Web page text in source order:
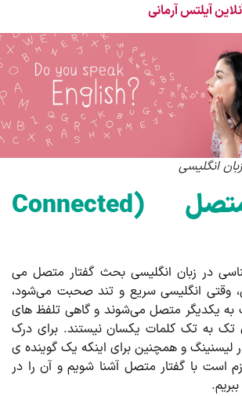
آیلتس آرمانی
انگلیسی
(
Connected
در زبان انگلیسی بحث گفتار متصل می
انگلیسی سریع و تند صحبت می‌شود،
یکدیگر متصل می‌شوند و گاهی تلفظ های
تک کلمات یکسان نیستند. برای درک
و همچنین برای اینکه یک گوینده ی
با گفتار متصل آشنا شویم و آن را در